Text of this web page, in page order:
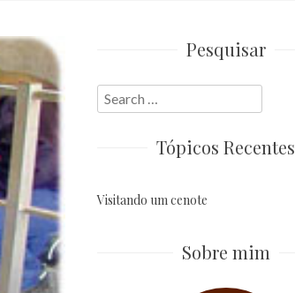
Pesquisar
Search
for:
Tópicos Recentes
Visitando um cenote
Sobre mim